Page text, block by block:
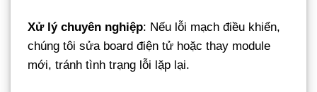
Xử lý chuyên nghiệp: Nếu lỗi mạch điều khiển,
chúng tôi sửa board điện tử hoặc thay module
mới, tránh tình trạng lỗi lặp lại.